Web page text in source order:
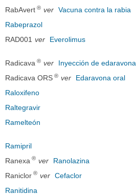
RabAvert ® ver Vacuna contra la rabia
Rabeprazol
RAD001 ver Everolimus
Radicava ® ver
Inyección de edaravona
Radicava ORS ® ver
Edaravona oral
Raloxifeno
Raltegravir
Ramelteón
Ramipril
Ranexa ® ver
Ranolazina
Raniclor ® ver Cefaclor
Ranitidina